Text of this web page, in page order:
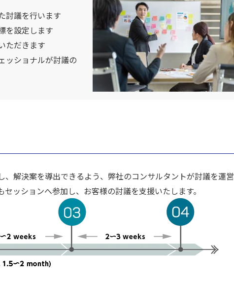
討議を行います
を設定します
ただきます
ッショナルが討議の
解決案を導出できるよう、弊社のコンサルタントが討議を運営
ッションへ参加し、お客様の討議を支援いたします。